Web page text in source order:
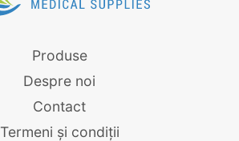
Produse
Despre noi
Contact
Termeni și condiții